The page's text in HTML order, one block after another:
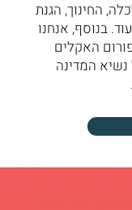
החינוך, הגנת
בנוסף, אנחנו
האקלים
המדינה